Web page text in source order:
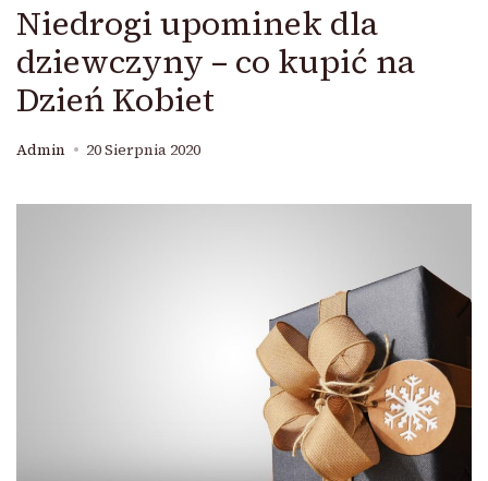
Niedrogi upominek dla
dziewczyny – co kupić na
Dzień Kobiet
Admin 20 Sierpnia 2020